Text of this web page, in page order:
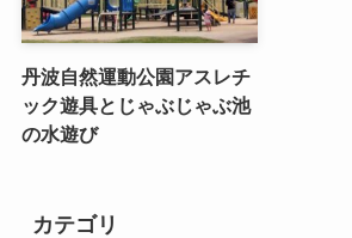
丹波自然運動公園アスレチ
ック遊具とじゃぶじゃぶ池
の水遊び
カテゴリ